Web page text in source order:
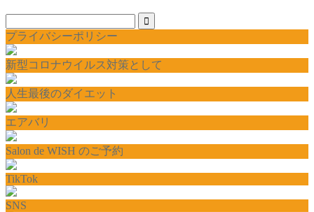
プライバシーポリシー
新型コロナウイルス対策として
人生最後のダイエット
エアバリ
Salon de WISH のご予約
TikTok
SNS